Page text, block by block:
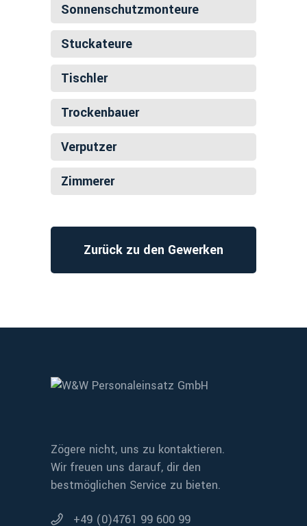
Sonnenschutz­monteure
Stuckateure
Tischler
Trockenbauer
Verputzer
Zimmerer
Zurück zu den Gewerken
Zögere nicht, uns zu kontaktieren.
Wir freuen uns darauf, dir den
bestmöglichen Service zu bieten.
+49 (0)4761 99 600 99